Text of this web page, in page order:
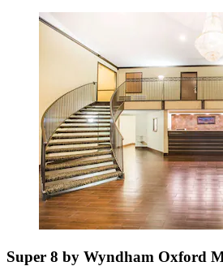
Super 8 by Wyndham Oxford